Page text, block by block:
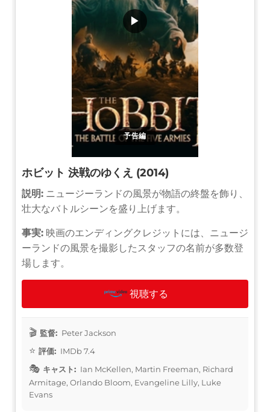
予告編
▶
ホビット 決戦のゆくえ (2014)
説明: ニュージーランドの風景が物語の終盤を飾り、
壮大なバトルシーンを盛り上げます。
事実: 映画のエンディングクレジットには、ニュージ
ーランドの風景を撮影したスタッフの名前が多数登
場します。
視聴する
監督: Peter Jackson
評価: IMDb 7.4
キャスト: Ian McKellen, Martin Freeman, Richard
Armitage, Orlando Bloom, Evangeline Lilly, Luke
Evans